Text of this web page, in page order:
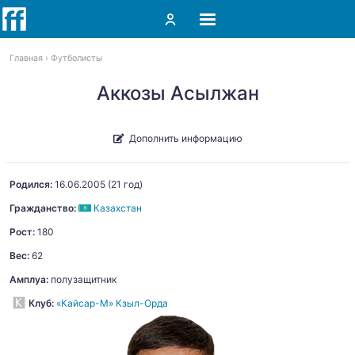
Главная Футболисты
Аккозы Асылжан
Дополнить информацию
Родился: 16.06.2005 (21 год)
Гражданство:
Казахстан
Рост: 180
Вес: 62
Амплуа: полузащитник
Клуб: «Кайсар-М» Кзыл-Орда